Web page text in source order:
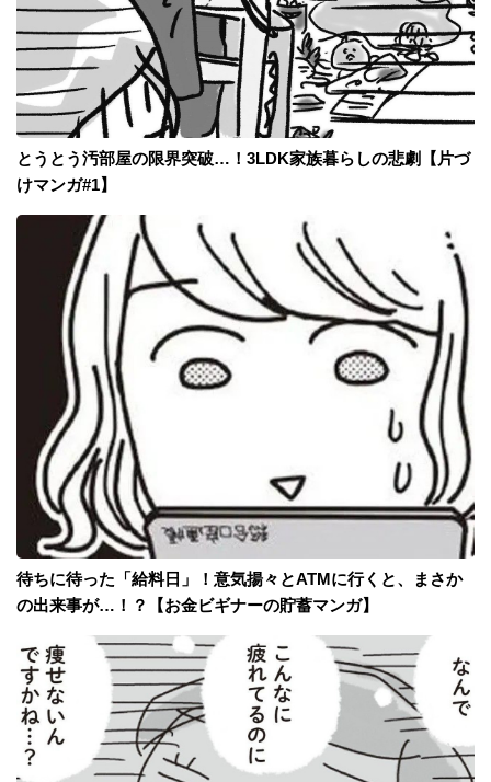
とうとう汚部屋の限界突破…！3LDK家族暮らしの悲劇【片づ
けマンガ#1】
待ちに待った「給料日」！意気揚々とATMに行くと、まさか
の出来事が…！？【お金ビギナーの貯蓄マンガ】